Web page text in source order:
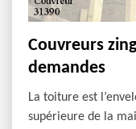
Couvreurs
demandes
La toiture est
supérieure de la